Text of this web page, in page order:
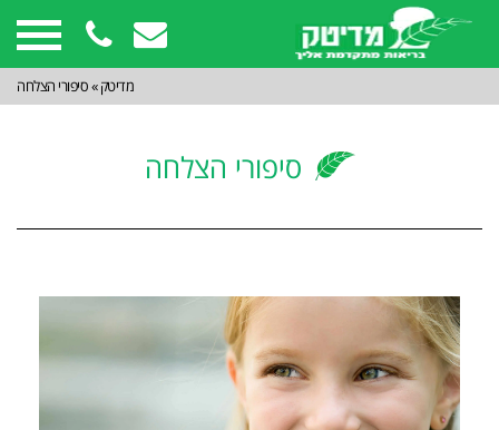
מדיטק»סיפורי הצלחה
סיפורי הצלחה